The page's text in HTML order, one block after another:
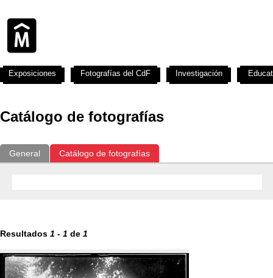
Catálogo de fotografías
General Catálogo de fotografías
Resultados 1 - 1 de 1
Exposiciones Fotografías del CdF Investigación